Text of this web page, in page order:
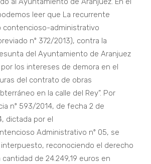
leer que La recurrente
contencioso-administrativo
nº 372/2013), contra la
del Ayuntamiento de Aranjuez
los intereses de demora en el
del contrato de obras
en la calle del Rey”. Por
nº 593/2014, de fecha 2 de
dictada por el
Administrativo nº 05, se
reconociendo el derecho
de 24.249,19 euros en